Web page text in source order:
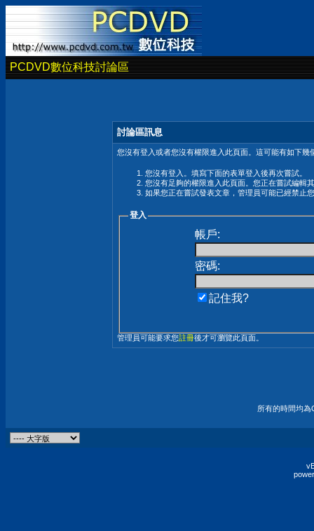
PCDVD數位科技討論區
討論區訊息
您沒有登入或者您沒有權限進入此頁面。這可能有如下幾
您沒有登入。填寫下面的表單登入後再次嘗試。
您沒有足夠的權限進入此頁面。您正在嘗試編輯
如果您正在嘗試發表文章，管理員可能已經禁止
登入
帳戶:
密碼:
記住我?
管理員可能要求您註冊後才可瀏覽此頁面。
所有的時間均為